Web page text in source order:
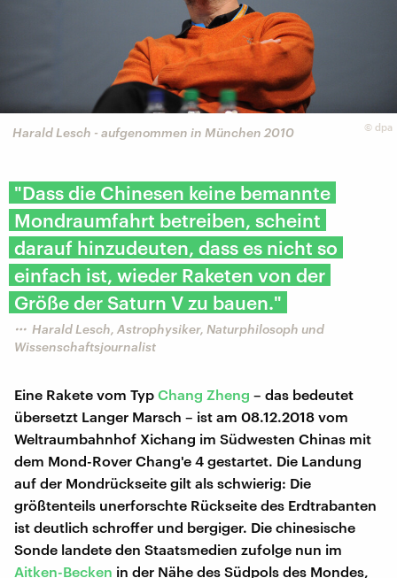
© dpa
Harald Lesch - aufgenommen in München 2010
"Dass die Chinesen keine bemannte
Mondraumfahrt betreiben, scheint
darauf hinzudeuten, dass es nicht so
einfach ist, wieder Raketen von der
Größe der Saturn V zu bauen."
Harald Lesch, Astrophysiker, Naturphilosoph und
Wissenschaftsjournalist
Eine Rakete vom Typ Chang Zheng – das bedeutet
übersetzt Langer Marsch – ist am 08.12.2018 vom
Weltraumbahnhof Xichang im Südwesten Chinas mit
dem Mond-Rover Chang'e 4 gestartet. Die Landung
auf der Mondrückseite gilt als schwierig: Die
größtenteils unerforschte Rückseite des Erdtrabanten
ist deutlich schroffer und bergiger. Die chinesische
Sonde landete den Staatsmedien zufolge nun im
Aitken-Becken in der Nähe des Südpols des Mondes,